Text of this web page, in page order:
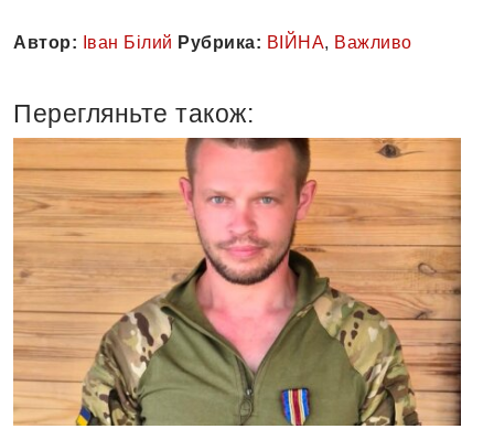
Автор: Іван Білий Рубрика: ВІЙНА, Важливо
Перегляньте також: